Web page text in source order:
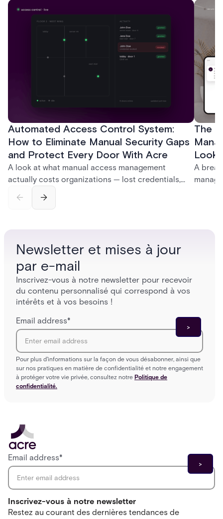
Automated Access Control System:
How to Eliminate Manual Security Gaps
and Protect Every Door With Acre
A look at what manual access management
actually costs organizations — lost credentials,
— and how Acre's automated access control
The
Look
A
Newsletter et mises à jour
par e-mail
Inscrivez-vous à notre newsletter pour recevoir
du contenu personnalisé qui correspond à vos
intérêts et à vos besoins !
Email address*
Pour plus d'informations sur la façon de vous désabonner, ainsi que
sur nos pratiques en matière de confidentialité et notre engagement
à protéger votre vie privée, consultez notre Politique de
confidentialité.
Inscrivez-vous à notre newsletter
Restez au courant des dernières tendances de
Email address*